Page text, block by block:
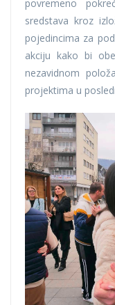
povremeno
sredstava kroz
pojedincima za
akciju kako bi
nezavidnom
projektima u